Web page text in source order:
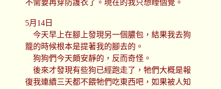
不需要再穿防護衣了。現在的我只想睡個覺。
5月14日
今天早上在腳上發現另一個膿包，結果我去狗
籠的時候根本是提著我的腳去的。
狗狗們今天頗安靜的，反而奇怪。
後來才發現有些狗已經跑走了，牠們大概是報
復我連續三天都不餵牠們吃東西吧，如果被人知